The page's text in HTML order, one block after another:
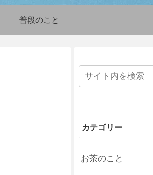
普段のこと
カテゴリー
お茶のこと